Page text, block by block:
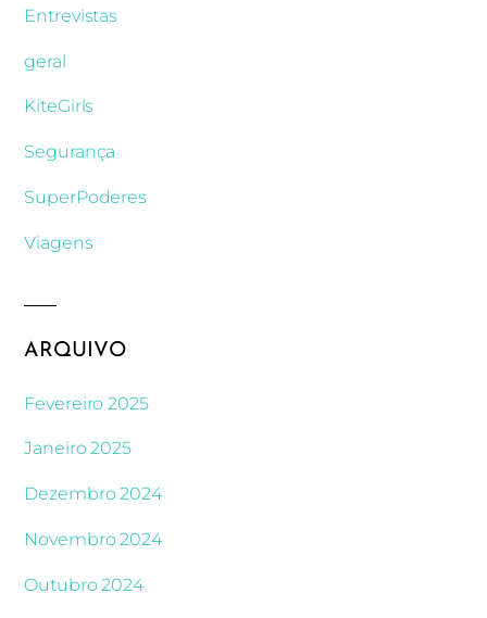
Entrevistas
geral
KiteGirls
Segurança
SuperPoderes
Viagens
ARQUIVO
Fevereiro 2025
Janeiro 2025
Dezembro 2024
Novembro 2024
Outubro 2024